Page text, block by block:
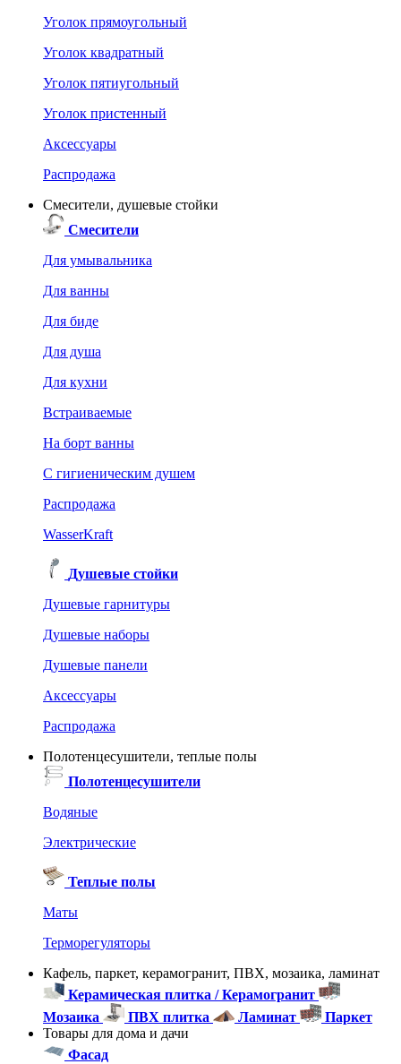
Уголок прямоугольный
Уголок квадратный
Уголок пятиугольный
Уголок пристенный
Аксессуары
Распродажа
Смесители, душевые стойки
Смесители
Для умывальника
Для ванны
Для биде
Для душа
Для кухни
Встраиваемые
На борт ванны
C гигиеническим душем
Распродажа
WasserKraft
Душевые стойки
Душевые гарнитуры
Душевые наборы
Душевые панели
Аксессуары
Распродажа
Полотенцесушители, теплые полы
Полотенцесушители
Водяные
Электрические
Теплые полы
Маты
Терморегуляторы
Кафель, паркет, керамогранит, ПВХ, мозаика, ламинат
Керамическая плитка / Керамогранит
Мозаика
ПВХ плитка Ламинат
Паркет
Товары для дома и дачи
Фасад